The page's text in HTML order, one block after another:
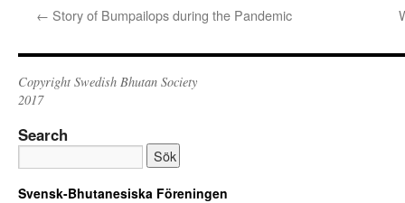
← Story of Bumpailops during the Pandemic
Copyright Swedish Bhutan Society
2017
Search
Svensk-Bhutanesiska Föreningen